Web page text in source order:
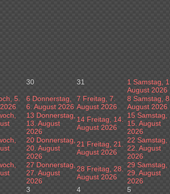
30 31 1 Samstag, 1.
August 2026
5.
6 Donnerstag,
6. August 2026
7 Freitag, 7.
August 2026
8 Samstag, 8.
August 2026
13 Donnerstag,
13. August
2026
14 Freitag, 14.
August 2026
15 Samstag,
15. August
2026
20 Donnerstag,
20. August
2026
21 Freitag, 21.
August 2026
22 Samstag,
22. August
2026
27 Donnerstag,
27. August
2026
28 Freitag, 28.
August 2026
29 Samstag,
29. August
2026
3 4 5